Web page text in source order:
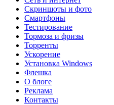
Скриншоты и фото
Смартфоны
Тестирование
Тормоза и фризы
Торренты
Ускорение
Установка Windows
Флешка
О блоге
Реклама
Контакты